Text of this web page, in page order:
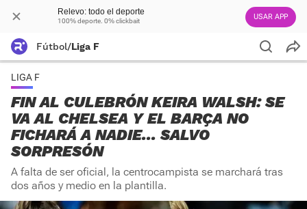
Relevo: todo el deporte
100% deporte. 0% clickbait USAR APP
Fútbol/Liga F
LIGA F
FIN AL CULEBRÓN KEIRA WALSH: SE
VA AL CHELSEA Y EL BARÇA NO
FICHARÁ A NADIE... SALVO
SORPRESÓN
A falta de ser oficial, la centrocampista se marchará tras
dos años y medio en la plantilla.